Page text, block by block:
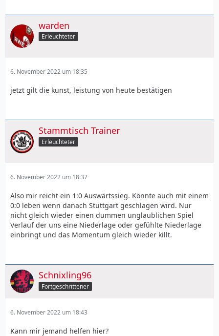
warden
Erleuchteter
6. November 2022 um 18:35
jetzt gilt die kunst, leistung von heute bestätigen
Stammtisch Trainer
Erleuchteter
6. November 2022 um 18:37
Also mir reicht ein 1:0 Auswärtssieg. Könnte auch mit einem
0:0 leben wenn danach Stuttgart geschlagen wird. Nur
nicht gleich wieder einen dummen unglaublichen Spiel
Verlauf der uns eine Niederlage oder gefühlte Niederlage
einbringt und das Momentum gleich wieder killt.
Schnixling96
Fortgeschrittener
6. November 2022 um 18:43
Kann mir jemand helfen hier?